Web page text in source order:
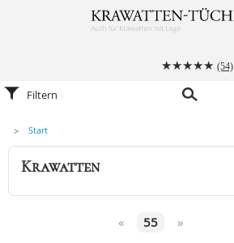
(54)
Filtern
Krawatten
Alle Accessoires
Stoffmasken
Start
Krawatten
« 55 »